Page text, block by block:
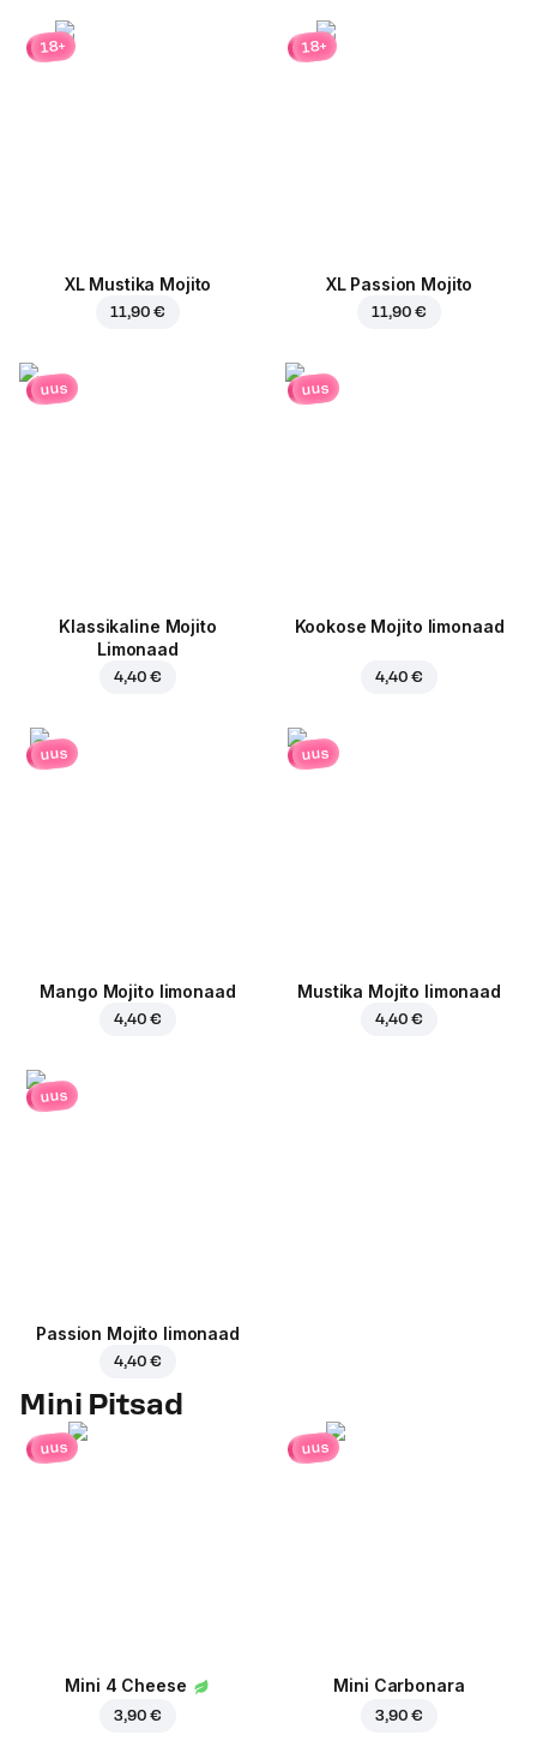
18+
XL Mustika Mojito
11,90 €
18+
XL Passion Mojito
11,90 €
uus
Klassikaline Mojito
Limonaad
4,40 €
uus
Kookose Mojito limonaad
4,40 €
uus
Mango Mojito limonaad
4,40 €
uus
Mustika Mojito limonaad
4,40 €
uus
Passion Mojito limonaad
4,40 €
Mini Pitsad
uus
Mini 4 Cheese
3,90 €
uus
Mini Carbonara
3,90 €